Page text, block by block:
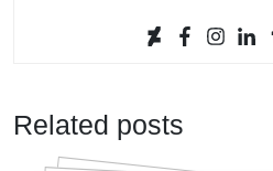
Related posts